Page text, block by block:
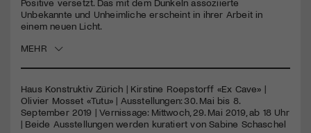
Unbekannte und Unheimliche erscheint in ihrer Arbeit in
einem neuen Licht.
MEHR
Haus Konstruktiv Zürich | Kirstine Roepstorff «Ex Cave» |
Olivier Mosset «Tutu» | Ausstellungen: 30. Mai bis 8.
September 2019 | Vernissage: Mittwoch, 29. Mai 2019, ab 18 Uhr
| Beide Ausstellungen werden kuratiert von Sabine Schaschel